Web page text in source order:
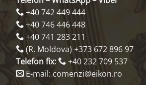
+40 742 449 444
+40 746 446 448
+40 741 283 211
(R. Moldova) +373 672 896 97
Telefon fix:
+40 232 709 537
E-mail: comenzi@eikon.ro